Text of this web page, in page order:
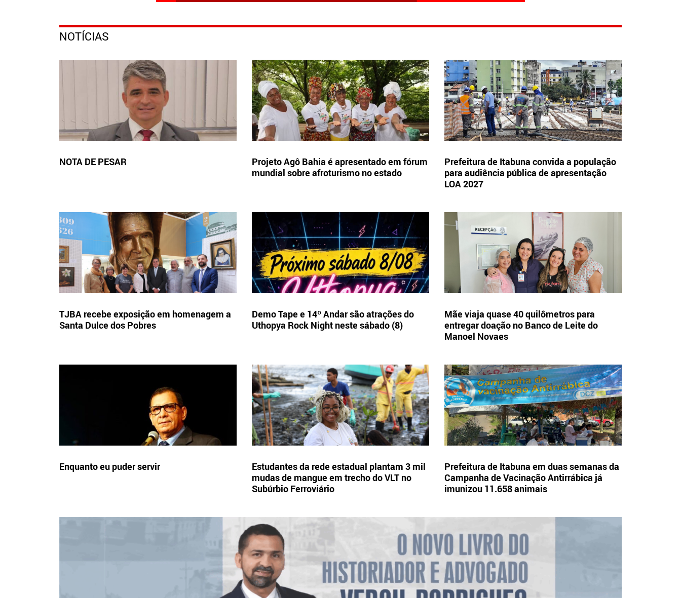
NOTÍCIAS
NOTA DE PESAR
Projeto Agô Bahia é apresentado em fórum
mundial sobre afroturismo no estado
Prefeitura de Itabuna convida a população
para audiência pública de apresentação
LOA 2027
TJBA recebe exposição em homenagem a
Santa Dulce dos Pobres
Demo Tape e 14º Andar são atrações do
Uthopya Rock Night neste sábado (8)
Mãe viaja quase 40 quilômetros para
entregar doação no Banco de Leite do
Manoel Novaes
Enquanto eu puder servir
Estudantes da rede estadual plantam 3 mil
mudas de mangue em trecho do VLT no
Subúrbio Ferroviário
Prefeitura de Itabuna em duas semanas da
Campanha de Vacinação Antirrábica já
imunizou 11.658 animais